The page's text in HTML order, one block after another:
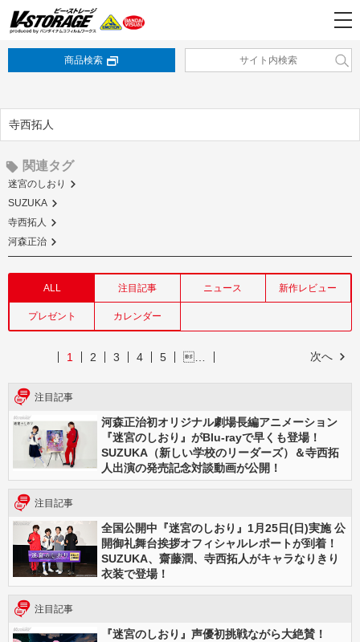
商品検索
寺西拓人
関連タグ
迷宮のしおり
SUZUKA
寺西拓人
河森正治
ALL 注目記事 ニュース 新作レビュー
プレゼント カレンダー
次へ
1 2 3 4 5 …
注目記事
河森正治初オリジナル劇場⻑編アニメーション
『迷宮のしおり』がBlu-rayで早くも登場！
SUZUKA（新しい学校のリーダーズ）＆寺西拓
人出演の発売記念対談動画が公開！
注目記事
全国公開中『迷宮のしおり』1月25日(日)実施 公
開御礼舞台挨拶オフィシャルレポートが到着！
SUZUKA、齋藤潤、寺西拓人がキャラなりきり
衣装で登場！
注目記事
『迷宮のしおり』声優初挑戦ながら大絶賛！